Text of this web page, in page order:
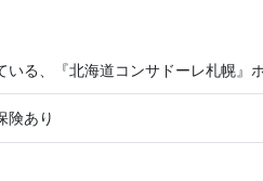
る、『北海道コンサドーレ札幌』
険あり